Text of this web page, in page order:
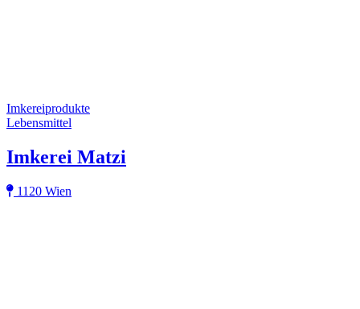
Imkereiprodukte
Lebensmittel
Imkerei Matzi
1120 Wien